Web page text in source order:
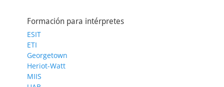
Formación para intérpretes
ESIT
ETI
Georgetown
Heriot-Watt
MIIS